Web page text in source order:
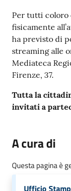
a
g
r
a
f
i
i
o
i
e
Per tutti coloro
fisicamente
ha previsto di
streaming alle
Mediateca
Firenze, 37.
Tutta la
invitati a
A cura di
Questa pagina è
Ufficio